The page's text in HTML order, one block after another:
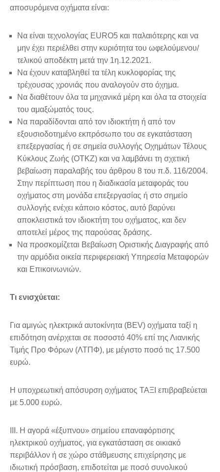
αποσυρόμενα οχήματα είναι:
Να είναι τεχνολογίας EURO5 και παλαιότερης και να
μην έχει περιέλθει στην κυριότητα του ωφελούμενου/
τελικού αποδέκτη μετά την 1η.12.2021.
Να έχουν καταβληθεί τα τέλη κυκλοφορίας της
τρέχουσας χρονιάς που αναλογούν στο όχημα.
Να διαθέτουν όλα τα μηχανικά μέρη και όλα τα στοιχεία
του αμαξώματός τους.
Να παραδίδονται από τον ιδιοκτήτη ή από τον
εξουσιοδοτημένο εκπρόσωπο του σε εγκατάσταση
επεξεργασίας ή σε σημεία συλλογής Οχημάτων Τέλους
Κύκλους Ζωής (ΟΤΚΖ) και να λαμβάνει τη σχετική
βεβαίωση παραλαβής του άρθρου 8 του π.δ. 116/2004.
Στην περίπτωση που η διαδικασία μεταφοράς του
οχήματος στη μονάδα επεξεργασίας ή στο σημείο
συλλογής ενέχει κάποιο κόστος, αυτό βαρύνει
αποκλειστικά τον ιδιοκτήτη του οχήματος, και δεν
αποτελεί μέρος της παρούσας δράσης.
Να προσκομίζεται Βεβαίωση Οριστικής Διαγραφής από
την αρμόδια οικεία περιφερειακή Υπηρεσία Μεταφορών
και Επικοινωνιών.
Τι ενισχύεται:
Για αμιγώς ηλεκτρικά αυτοκίνητα (BEV) οχήματα ταξί η
επιδότηση ανέρχεται σε ποσοστό 40% επί της Λιανικής
Τιμής Προ Φόρων (ΛΤΠΦ), με μέγιστο ποσό τις 17.500
ευρώ.
Η υποχρεωτική απόσυρση οχήματος ΤΑΞΙ επιβραβεύεται
με 5.000 ευρώ.
III. Η αγορά «έξυπνου» σημείου επαναφόρτισης
ηλεκτρικού οχήματος, για εγκατάσταση σε οικιακό
περιβάλλον ή σε χώρο στάθμευσης επιχείρησης με
ιδιωτική πρόσβαση, επιδοτείται με ποσό συνολικού